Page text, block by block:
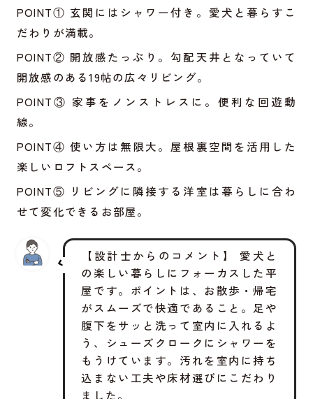
POINT① 玄関にはシャワー付き。愛犬と暮らすこ
だわりが満載。
POINT② 開放感たっぷり。勾配天井となっていて
開放感のある19帖の広々リビング。
POINT③ 家事をノンストレスに。便利な回遊動
線。
POINT④ 使い方は無限大。屋根裏空間を活用した
楽しいロフトスペース。
POINT⑤ リビングに隣接する洋室は暮らしに合わ
せて変化できるお部屋。
【設計士からのコメント】 愛犬と
の楽しい暮らしにフォーカスした平
屋です。ポイントは、お散歩・帰宅
がスムーズで快適であること。足や
腹下をサッと洗って室内に入れるよ
う、シューズクロークにシャワーを
もうけています。汚れを室内に持ち
込まない工夫や床材選びにこだわり
ました。